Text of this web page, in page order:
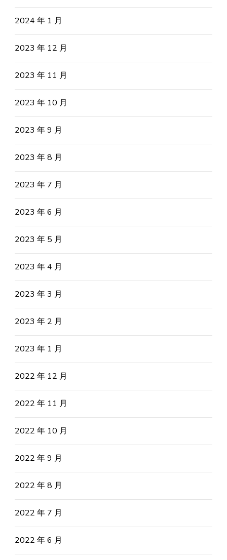
2024 年 1 月
2023 年 12 月
2023 年 11 月
2023 年 10 月
2023 年 9 月
2023 年 8 月
2023 年 7 月
2023 年 6 月
2023 年 5 月
2023 年 4 月
2023 年 3 月
2023 年 2 月
2023 年 1 月
2022 年 12 月
2022 年 11 月
2022 年 10 月
2022 年 9 月
2022 年 8 月
2022 年 7 月
2022 年 6 月